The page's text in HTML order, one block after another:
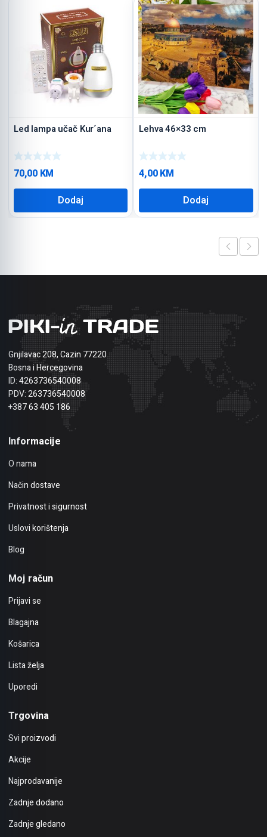
Led lampa učač Kur´ana
70,00 KM
Dodaj
Lehva 46×33 cm
4,00KM
Dodaj
Gnjilavac 208, Cazin 77220
Bosna i Hercegovina
ID: 4263736540008
PDV: 263736540008
+387 63 405 186
Informacije
O nama
Način dostave
Privatnost i sigurnost
Uslovi korištenja
Blog
Moj račun
Prijavi se
Blagajna
Košarica
Lista želja
Uporedi
Trgovina
Svi proizvodi
Akcije
Najprodavanije
Zadnje dodano
Zadnje gledano